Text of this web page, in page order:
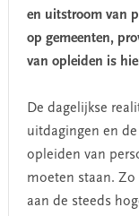
en uitstroom van
op gemeenten,
van opleiden is
De dagelijkse
uitdagingen en
opleiden van
moeten staan.
aan de steeds